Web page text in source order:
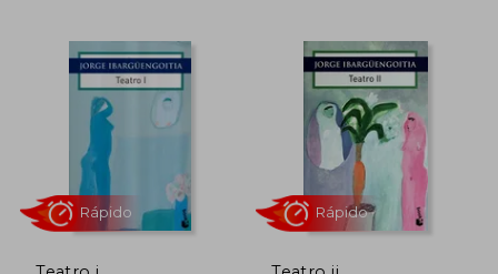
30%
dcto. S/ 48,93
30%
dcto.